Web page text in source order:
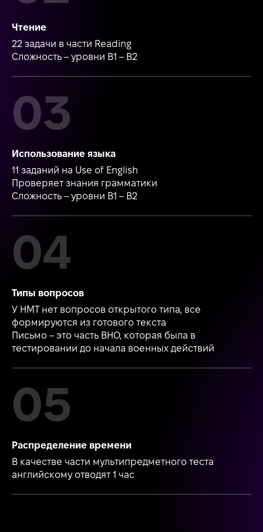
Чтение
22 задачи в части Reading
Сложность – уровни В1 – В2
Использование языка
11 заданий на Use of English
Проверяет знания грамматики
Сложность – уровни В1 – В2
Типы вопросов
У НМТ нет вопросов открытого типа, все
формируются из готового текста
Письмо – это часть ВНО, которая была в
тестировании до начала военных действий
Распределение времени
В качестве части мультипредметного теста
английскому отводят 1 час